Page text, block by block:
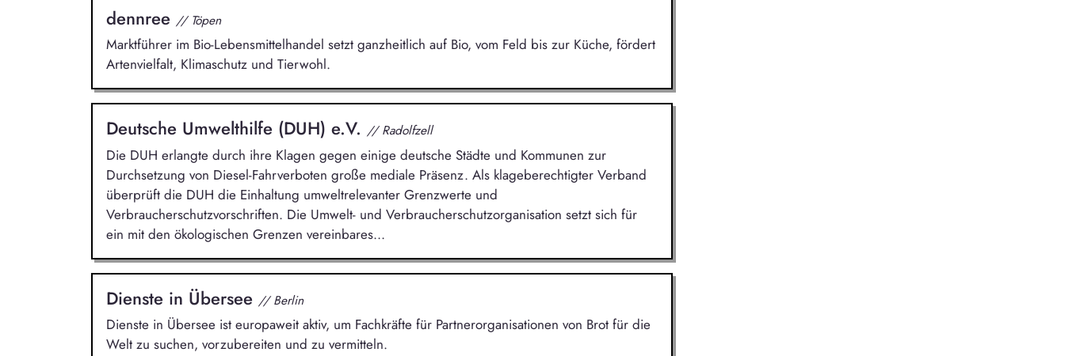
dennree // Töpen
Marktführer im Bio-Lebensmittelhandel setzt ganzheitlich auf Bio, vom Feld bis zur Küche, fördert
Artenvielfalt, Klimaschutz und Tierwohl.
Deutsche Umwelthilfe (DUH) e.V. // Radolfzell
Die DUH erlangte durch ihre Klagen gegen einige deutsche Städte und Kommunen zur
Durchsetzung von Diesel-Fahrverboten große mediale Präsenz. Als klageberechtigter Verband
überprüft die DUH die Einhaltung umweltrelevanter Grenzwerte und
Verbraucherschutzvorschriften. Die Umwelt- und Verbraucherschutzorganisation setzt sich für
ein mit den ökologischen Grenzen vereinbares...
Dienste in Übersee // Berlin
Dienste in Übersee ist europaweit aktiv, um Fachkräfte für Partnerorganisationen von Brot für die
Welt zu suchen, vorzubereiten und zu vermitteln.